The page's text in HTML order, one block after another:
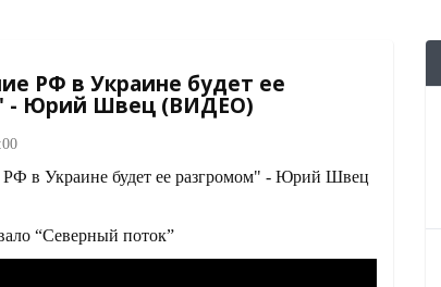
РФ в Украине будет ее
- Юрий Швец (ВИДЕО)
“Северный поток”